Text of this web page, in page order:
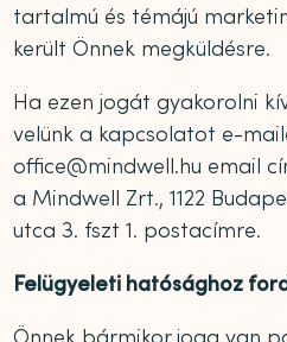
tartalmú és témájú
került Önnek megküldésre.
Ha ezen jogát gyakorolni
velünk a kapcsolatot e-
office@mindwell.hu email
a Mindwell Zrt., 1122
utca 3. fszt 1. postacímre.
Felügyeleti hatósághoz